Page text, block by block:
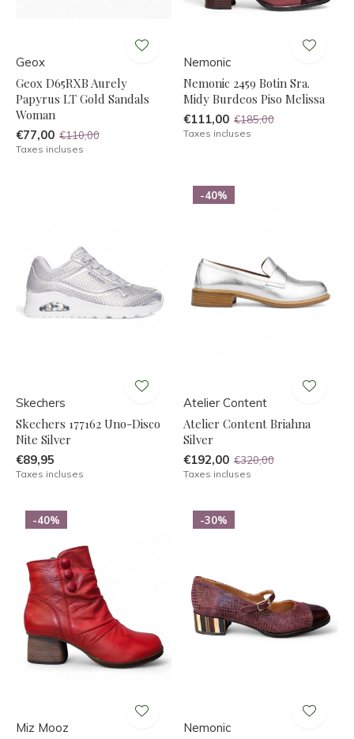
Geox
Geox D65RXB Aurely
Papyrus LT Gold Sandals
Woman
€77,00 €110,00
Taxes incluses
Nemonic
Nemonic 2459 Botin Sra.
Midy Burdeos Piso Melissa
€111,00 €185,00
Taxes incluses
Skechers
Skechers 177162 Uno-Disco
Nite Silver
€89,95
Taxes incluses
-40%
Atelier Content
Atelier Content Briahna
Silver
€192,00 €320,00
Taxes incluses
-40%
Miz Mooz
-30%
Nemonic